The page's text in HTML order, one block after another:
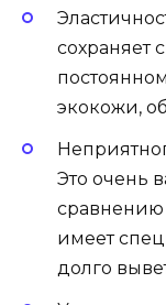
сохраняет
экокожи,
Это очень
сравнению
имеет
долго